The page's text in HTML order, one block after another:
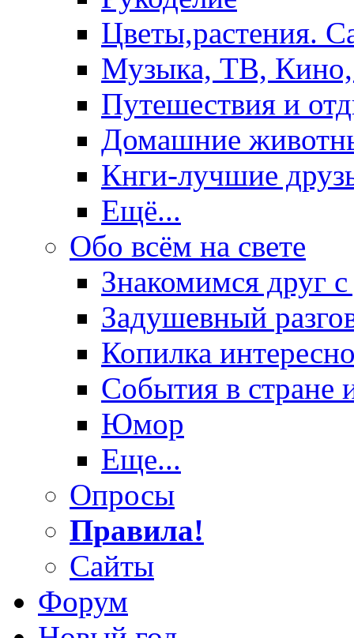
Цветы,растения.
Музыка, ТВ,
Путешествия и
Домашние
Кнги-лучшие
Ещё...
Обо всём на свете
Знакомимся друг
Задушевный
Копилка
События в стране
Юмор
Еще...
Опросы
Правила!
Сайты
Форум